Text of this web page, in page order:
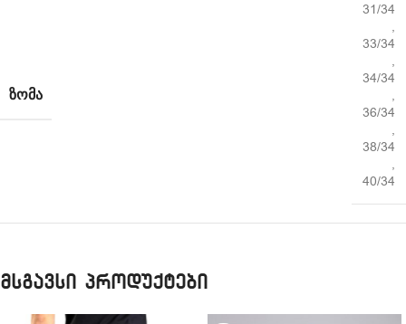
ᲖᲝᲛᲐ
31/34
,
33/34
,
34/34
,
36/34
,
38/34
,
40/34
მსგავსი პროდუქტები